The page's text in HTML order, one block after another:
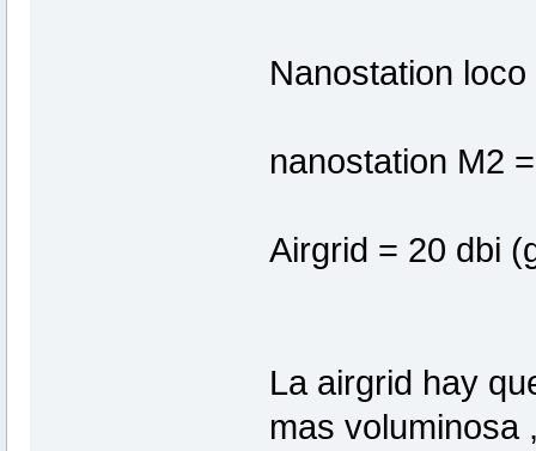
Nanostation loco
nanostation M2
Airgrid = 20 dbi
La airgrid hay
mas voluminosa